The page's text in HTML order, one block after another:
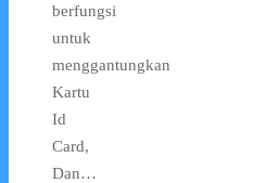
berfungsi
untuk
menggantungkan
Kartu
Id
Card,
Dan…